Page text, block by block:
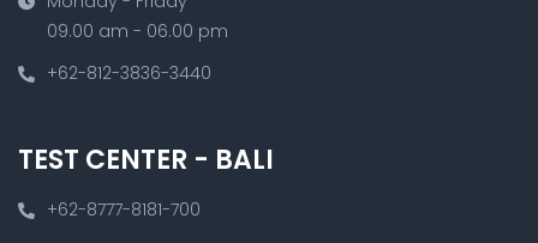
09.00 am - 06.00 pm
+62-812-3836-3440
TEST CENTER - BALI
+62-8777-8181-700